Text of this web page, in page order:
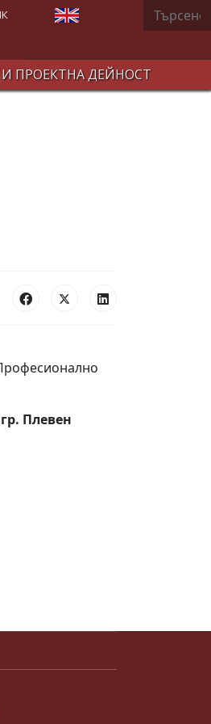
Изберете език Търсене
ПРОЕКТНА ДЕЙНОСТ
Плевен